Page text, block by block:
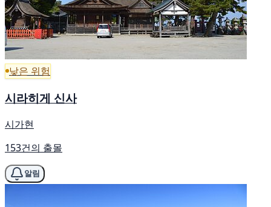
낮은 위험
시라히게 신사
시가현
153건의 출몰
알림